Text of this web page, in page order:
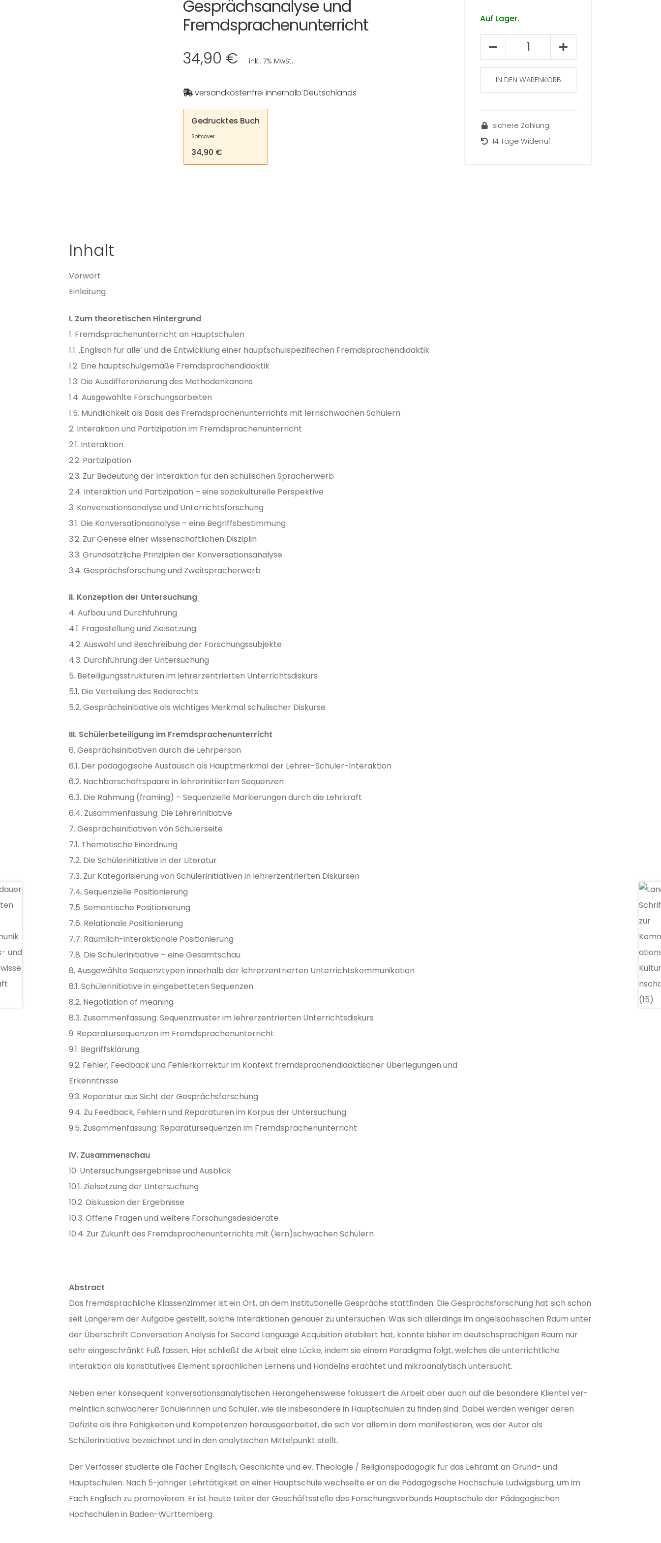
Gesprächsanalyse und
Fremdsprachenunterricht
34,90 € inkl. 7% MwSt.
versandkostenfrei innerhalb Deutschlands
Gedrucktes Buch
Softcover
34,90 €
Auf Lager.
Landauer
Schriften
zur
Kommunikations-
und
Menge
IN DEN WARENKORB
sichere Zahlung
14 Tage Widerruf
Inhalt
Vorwort
Einleitung
I. Zum theoretischen Hintergrund
1. Fremdsprachenunterricht an Hauptschulen
1.1. ‚Englisch für alle‘ und die Entwicklung einer hauptschulspezifischen Fremdsprachendidaktik
1.2. Eine hauptschulgemäße Fremdsprachendidaktik
1.3. Die Ausdifferenzierung des Methodenkanons
1.4. Ausgewählte Forschungsarbeiten
1.5. Mündlichkeit als Basis des Fremdsprachenunterrichts mit lernschwachen Schülern
2. Interaktion und Partizipation im Fremdsprachenunterricht
2.1. Interaktion
2.2. Partizipation
2.3. Zur Bedeutung der Interaktion für den schulischen Spracherwerb
2.4. Interaktion und Partizipation – eine soziokulturelle Perspektive
3. Konversationsanalyse und Unterrichtsforschung
3.1. Die Konversationsanalyse – eine Begriffsbestimmung
3.2. Zur Genese einer wissenschaftlichen Disziplin
3.3. Grundsätzliche Prinzipien der Konversationsanalyse
3.4. Gesprächsforschung und Zweitspracherwerb
II. Konzeption der Untersuchung
4. Aufbau und Durchführung
4.1. Fragestellung und Zielsetzung
4.2. Auswahl und Beschreibung der Forschungssubjekte
4.3. Durchführung der Untersuchung
5. Beteiligungsstrukturen im lehrerzentrierten Unterrichtsdiskurs
5.1. Die Verteilung des Rederechts
5.2. Gesprächsinitiative als wichtiges Merkmal schulischer Diskurse
III. Schülerbeteiligung im Fremdsprachenunterricht
6. Gesprächsinitiativen durch die Lehrperson
6.1. Der pädagogische Austausch als Hauptmerkmal der Lehrer-Schüler-Interaktion
6.2. Nachbarschaftspaare in lehrerinitiierten Sequenzen
6.3. Die Rahmung (framing) – Sequenzielle Markierungen durch die Lehrkraft
6.4. Zusammenfassung: Die Lehrerinitiative
7. Gesprächsinitiativen von Schülerseite
7.1. Thematische Einordnung
7.2. Die Schülerinitiative in der Literatur
7.3. Zur Kategorisierung von Schülerinitiativen in lehrerzentrierten Diskursen
7.4. Sequenzielle Positionierung
7.5. Semantische Positionierung
7.6. Relationale Positionierung
7.7. Räumlich-interaktionale Positionierung
7.8. Die Schülerinitiative – eine Gesamtschau
8. Ausgewählte Sequenztypen innerhalb der lehrerzentrierten Unterrichtskommunikation
8.1. Schülerinitiative in eingebetteten Sequenzen
8.2. Negotiation of meaning
8.3. Zusammenfassung: Sequenzmuster im lehrerzentrierten Unterrichtsdiskurs
9. Reparatursequenzen im Fremdsprachenunterricht
9.1. Begriffsklärung
9.2. Fehler, Feedback und Fehlerkorrektur im Kontext fremdsprachendidaktischer Überlegungen und
Erkenntnisse
9.3. Reparatur aus Sicht der Gesprächsforschung
9.4. Zu Feedback, Fehlern und Reparaturen im Korpus der Untersuchung
9.5. Zusammenfassung: Reparatursequenzen im Fremdsprachenunterricht
IV. Zusammenschau
10. Untersuchungsergebnisse und Ausblick
10.1. Zielsetzung der Untersuchung
10.2. Diskussion der Ergebnisse
10.3. Offene Fragen und weitere Forschungsdesiderate
10.4. Zur Zukunft des Fremdsprachenunterrichts mit (lern)schwachen Schülern
Abstract
Das fremdsprachliche Klassenzimmer ist ein Ort, an dem institutionelle Gespräche stattfinden. Die Gesprächsforschung hat sich schon
seit Längerem der Aufgabe gestellt, solche Interaktionen genauer zu untersuchen. Was sich allerdings im angelsächsischen Raum unter
der Überschrift Conversation Analysis for Second Language Acquisition etabliert hat, konnte bisher im deutschsprachigen Raum nur
sehr eingeschränkt Fuß fassen. Hier schließt die Arbeit eine Lücke, indem sie einem Paradigma folgt, welches die unterrichtliche
Interaktion als konstitutives Element sprachlichen Lernens und Handelns erachtet und mikroanalytisch untersucht.
Neben einer konsequent konversationsanalytischen Herangehens­weise fokussiert die Arbeit aber auch auf die besondere Klientel ver­
meintlich schwächerer Schülerinnen und Schüler, wie sie insbeson­dere in Hauptschulen zu finden sind. Dabei werden weniger deren
Defizite als ihre Fähigkeiten und Kompetenzen herausgearbeitet, die sich vor allem in dem manifestieren, was der Autor als
Schülerinitia­tive bezeichnet und in den analytischen Mittelpunkt stellt.
Der Verfasser studierte die Fächer Englisch, Geschichte und ev. Theologie / Religionspädagogik für das Lehramt an Grund- und
Hauptschulen. Nach 5-jähriger Lehrtätigkeit an einer Hauptschule wechselte er an die Pädagogische Hochschule Ludwigsburg, um im
Fach Englisch zu promovieren. Er ist heute Leiter der Geschäftsstelle des Forschungsverbunds Hauptschule der Pädagogischen
Hochschulen in Baden-Württemberg.